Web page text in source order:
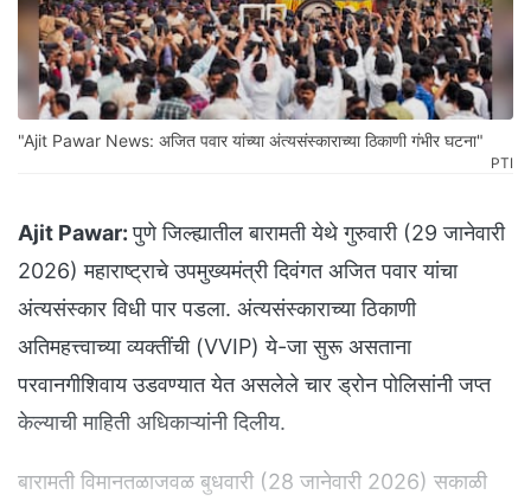
"Ajit Pawar News: अजित पवार यांच्या अंत्यसंस्काराच्या ठिकाणी गंभीर घटना"
PTI
Ajit Pawar:पुणे जिल्ह्यातील बारामती येथे गुरुवारी (29 जानेवारी
2026) महाराष्ट्राचे उपमुख्यमंत्री दिवंगत अजित पवार यांचा
अंत्यसंस्कार विधी पार पडला. अंत्यसंस्काराच्या ठिकाणी
अतिमहत्त्वाच्या व्यक्तींची (VVIP) ये-जा सुरू असताना
परवानगीशिवाय उडवण्यात येत असलेले चार ड्रोन पोलिसांनी जप्त
केल्याची माहिती अधिकाऱ्यांनी दिलीय.
बारामती विमानतळाजवळ बुधवारी (28 जानेवारी 2026) सकाळी